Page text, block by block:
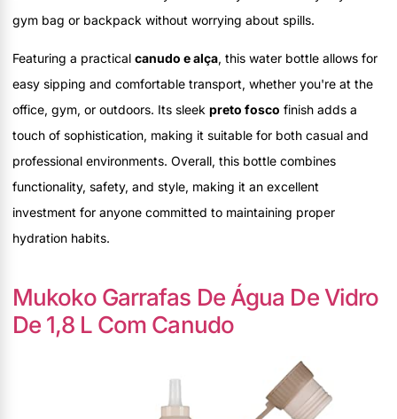
gym bag or backpack without worrying about spills.
Featuring a practical canudo e alça, this water bottle allows for
easy sipping and comfortable transport, whether you're at the
office, gym, or outdoors. Its sleek preto fosco finish adds a
touch of sophistication, making it suitable for both casual and
professional environments. Overall, this bottle combines
functionality, safety, and style, making it an excellent
investment for anyone committed to maintaining proper
hydration habits.
Mukoko Garrafas De Água De Vidro
De 1,8 L Com Canudo